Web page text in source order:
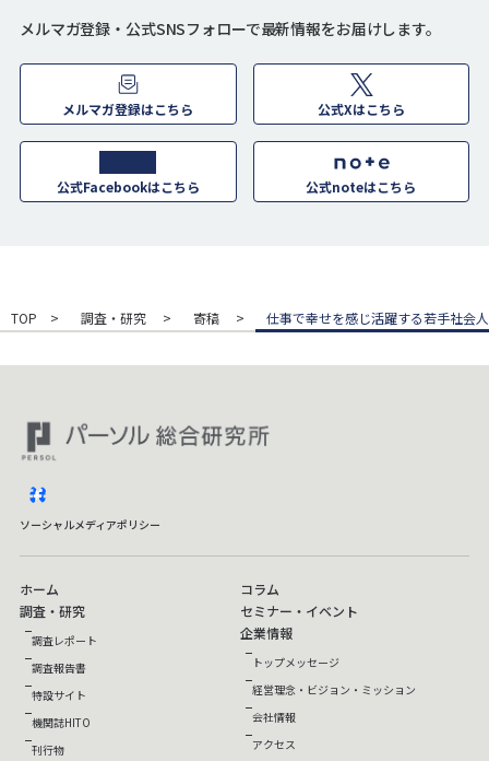
メルマガ登録・公式SNSフォローで最新情報をお届けします。
メルマガ登録はこちら 公式Xはこちら
公式Facebookはこちら 公式noteはこちら
TOP 調査・研究 寄稿 仕事で幸せを感じ活躍する若手社会
ソーシャルメディアポリシー
ホーム
調査・研究
調査レポート
調査報告書
特設サイト
機関誌HITO
刊行物
コラム
セミナー・イベント
企業情報
トップメッセージ
経営理念・ビジョン・ミッション
会社情報
アクセス